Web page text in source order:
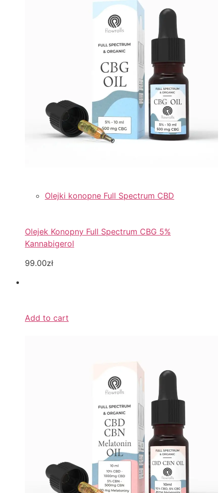
Olejki konopne Full Spectrum CBD
Olejek Konopny Full Spectrum CBG 5%
Kannabigerol
99.00zł
Add to cart